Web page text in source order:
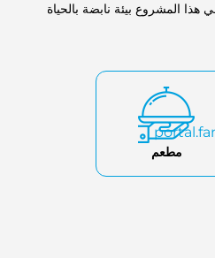
المشروع بيئة نابضة بالحياة
مطعم